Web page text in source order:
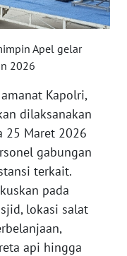
Apel gelar
2026
Kapolri,
dilaksanakan
25 Maret 2026
gabungan
terkait.
pada
lokasi salat
api hingga